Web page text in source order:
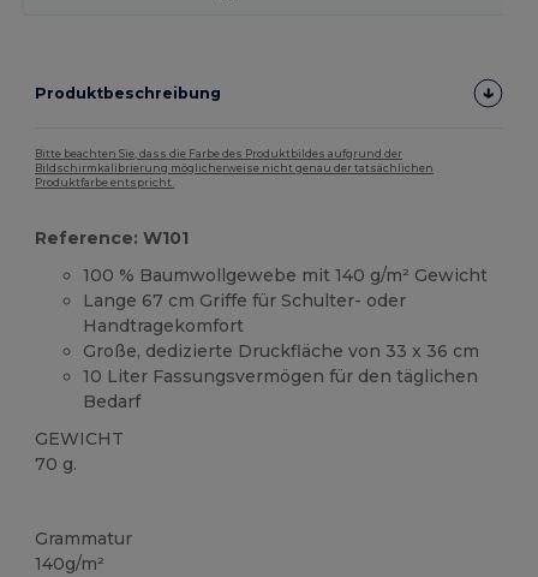
Produktbeschreibung
Bitte beachten Sie, dass die Farbe des Produktbildes aufgrund der
Bildschirmkalibrierung möglicherweise nicht genau der tatsächlichen
Produktfarbe entspricht.
Reference: W101
100 % Baumwollgewebe mit 140 g/m² Gewicht
Lange 67 cm Griffe für Schulter- oder
Handtragekomfort
Große, dedizierte Druckfläche von 33 x 36 cm
10 Liter Fassungsvermögen für den täglichen
Bedarf
GEWICHT
70 g.
Grammatur
140g/m²